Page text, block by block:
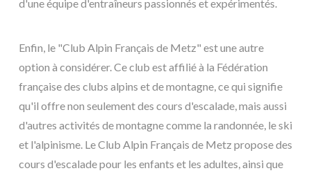
d'une équipe d'entraîneurs passionnés et expérimentés.
Enfin, le "Club Alpin Français de Metz" est une autre
option à considérer. Ce club est affilié à la Fédération
française des clubs alpins et de montagne, ce qui signifie
qu'il offre non seulement des cours d'escalade, mais aussi
d'autres activités de montagne comme la randonnée, le ski
et l'alpinisme. Le Club Alpin Français de Metz propose des
cours d'escalade pour les enfants et les adultes, ainsi que